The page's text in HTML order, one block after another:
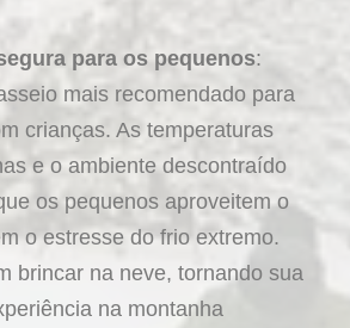
para os pequenos:
mais recomendado para
crianças. As temperaturas
e o ambiente descontraído
os pequenos aproveitem o
o estresse do frio extremo.
brincar na neve, tornando sua
na montanha